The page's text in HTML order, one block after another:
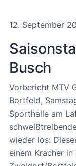
12. September
Busch
Vorbericht MTV
Bortfeld,
Sporthalle am
wieder los:
einem Kracher in